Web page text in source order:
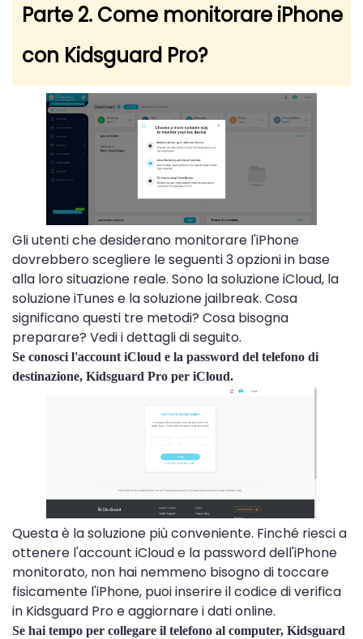
Parte 2. Come monitorare iPhone
con Kidsguard Pro?
Gli utenti che desiderano monitorare l'iPhone
dovrebbero scegliere le seguenti 3 opzioni in base
alla loro situazione reale. Sono la soluzione iCloud, la
soluzione iTunes e la soluzione jailbreak. Cosa
significano questi tre metodi? Cosa bisogna
preparare? Vedi i dettagli di seguito.
Se conosci l'account iCloud e la password del telefono di
destinazione, Kidsguard Pro per iCloud.
Questa è la soluzione più conveniente. Finché riesci a
ottenere l'account iCloud e la password dell'iPhone
monitorato, non hai nemmeno bisogno di toccare
fisicamente l'iPhone, puoi inserire il codice di verifica
in Kidsguard Pro e aggiornare i dati online.
Se hai tempo per collegare il telefono al computer, Kidsguard